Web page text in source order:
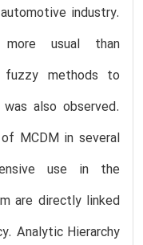
industry.
more usual than
fuzzy methods to
also observed.
MCDM in several
use in the
are directly linked
Analytic Hierarchy